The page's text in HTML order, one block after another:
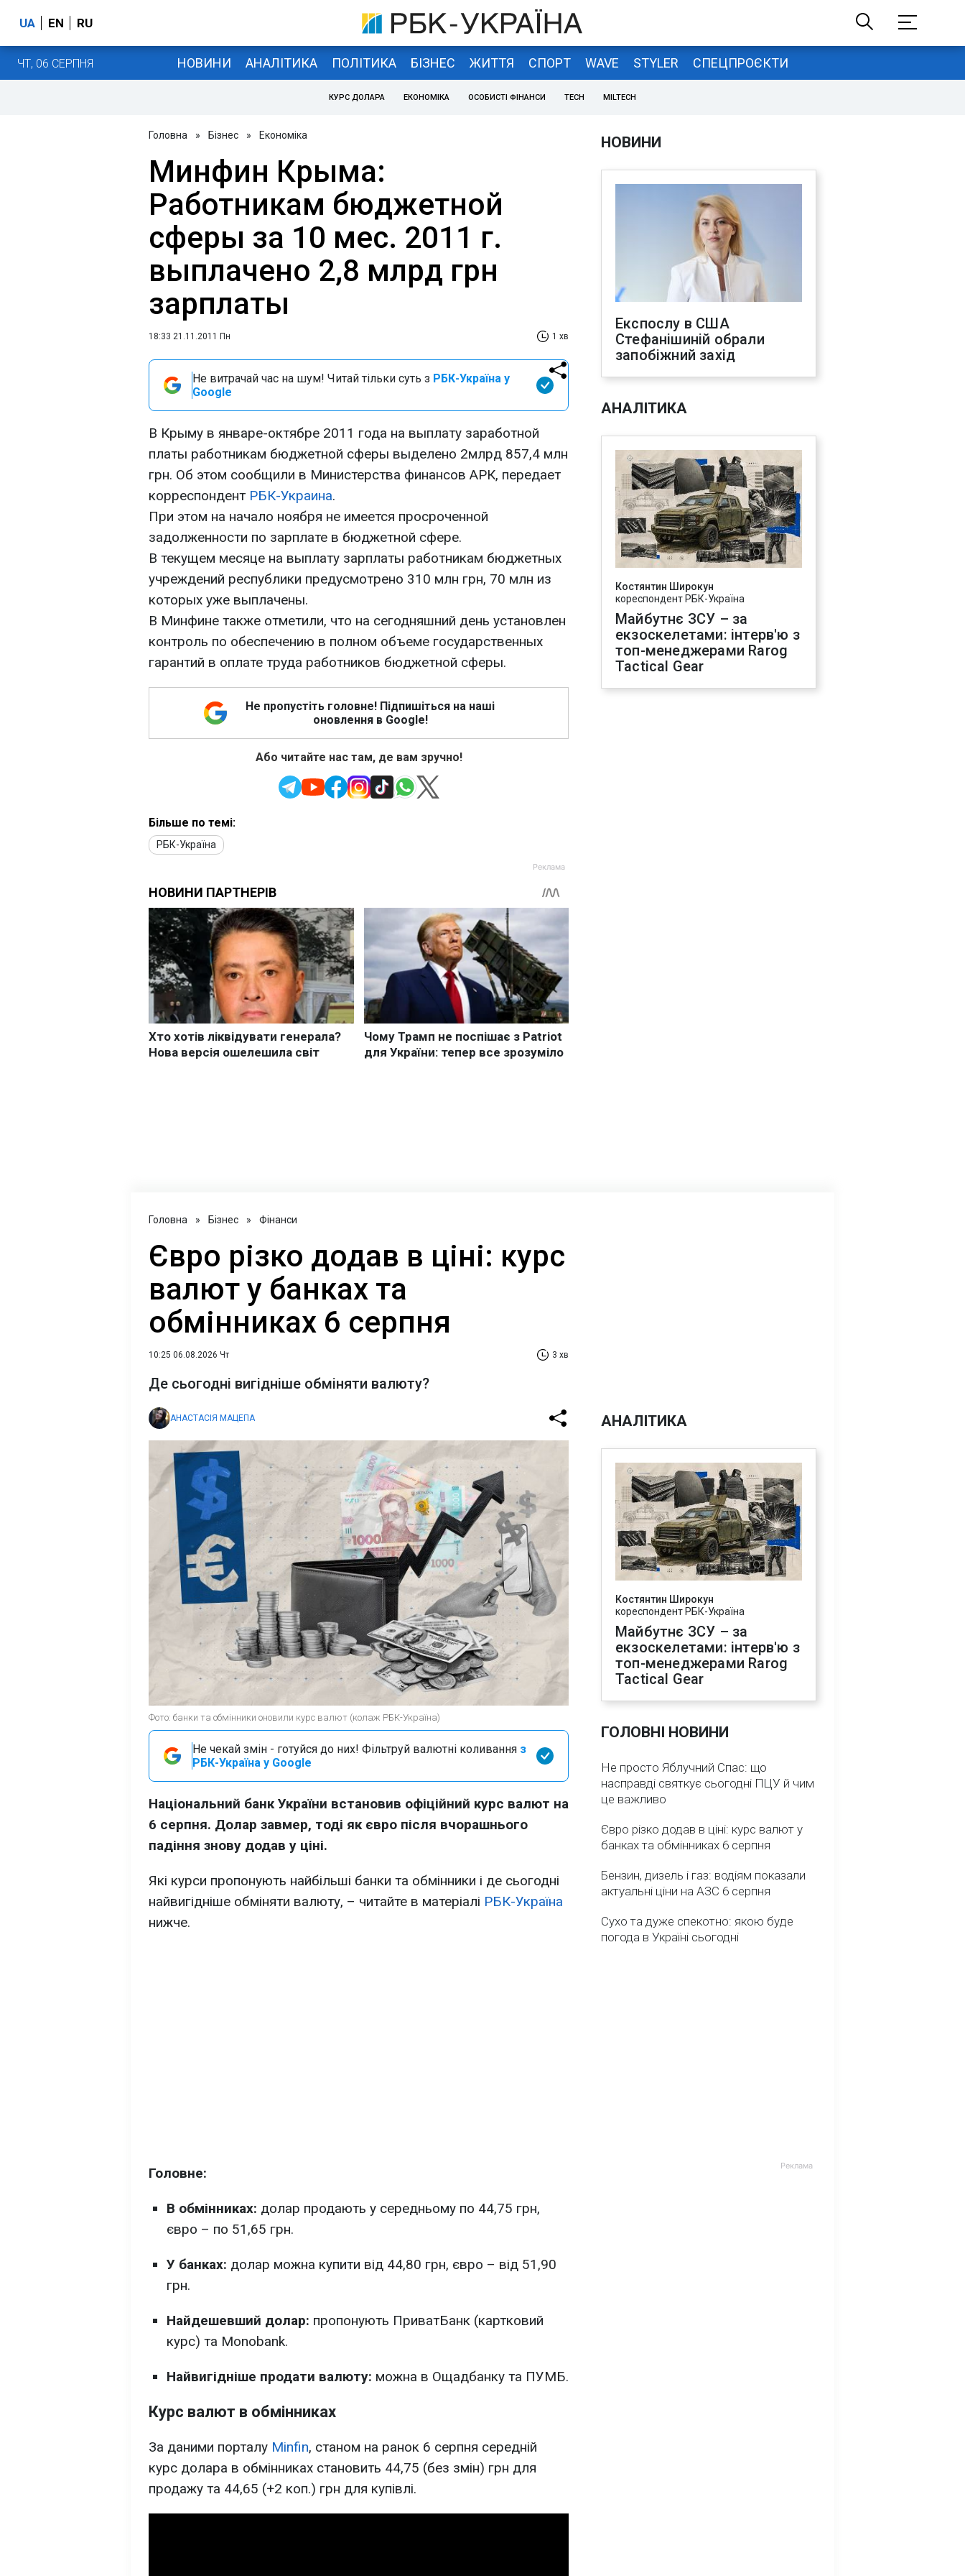
UA EN RU
ЧТ, 06 СЕРПНЯ НОВИНИ АНАЛІТИКА ПОЛІТИКА БІЗНЕС ЖИТТЯ СПОРТ WAVE STYLER СПЕЦПРОЄКТИ
КУРС ДОЛАРА ЕКОНОМІКА ОСОБИСТІ ФІНАНСИ TECH MILTECH
Головна » Бізнес » Економіка
Минфин Крыма:
Работникам бюджетной
сферы за 10 мес. 2011 г.
выплачено 2,8 млрд грн
зарплаты
18:33 21.11.2011 Пн 1 хв
Не витрачай час на шум! Читай тільки суть з РБК-Україна у
Google
В Крыму в январе-октябре 2011 года на выплату заработной
платы работникам бюджетной сферы выделено 2млрд 857,4 млн
грн. Об этом сообщили в Министерства финансов АРК, передает
корреспондент РБК-Украина.
При этом на начало ноября не имеется просроченной
задолженности по зарплате в бюджетной сфере.
В текущем месяце на выплату зарплаты работникам бюджетных
учреждений республики предусмотрено 310 млн грн, 70 млн из
которых уже выплачены.
В Минфине также отметили, что на сегодняшний день установлен
контроль по обеспечению в полном объеме государственных
гарантий в оплате труда работников бюджетной сферы.
Не пропустіть головне! Підпишіться на наші
оновлення в Google!
Або читайте нас там, де вам зручно!
Більше по темі:
РБК-Україна
НОВИНИ
Експослу в США
Стефанішиній обрали
запобіжний захід
АНАЛІТИКА
Костянтин Широкун
кореспондент РБК-Україна
Майбутнє ЗСУ – за
екзоскелетами: інтерв'ю з
топ-менеджерами Rarog
Tactical Gear
Головна » Бізнес » Фінанси
Євро різко додав в ціні: курс
валют у банках та
обмінниках 6 серпня
10:25 06.08.2026 Чт 3 хв
Де сьогодні вигідніше обміняти валюту?
АНАСТАСІЯ МАЦЕПА
Фото: банки та обмінники оновили курс валют (колаж РБК-Україна)
Не чекай змін - готуйся до них! Фільтруй валютні коливання з
РБК-Україна у Google
Національний банк України встановив офіційний курс валют на
6 серпня. Долар завмер, тоді як євро після вчорашнього
падіння знову додав у ціні.
Які курси пропонують найбільші банки та обмінники і де сьогодні
найвигідніше обміняти валюту, – читайте в матеріалі РБК-Україна
нижче.
Головне:
В обмінниках: долар продають у середньому по 44,75 грн,
євро – по 51,65 грн.
У банках: долар можна купити від 44,80 грн, євро – від 51,90
грн.
Найдешевший долар: пропонують ПриватБанк (картковий
курс) та Monobank.
Найвигідніше продати валюту: можна в Ощадбанку та ПУМБ.
Курс валют в обмінниках
За даними порталу Minfin, станом на ранок 6 серпня середній
курс долара в обмінниках становить 44,75 (без змін) грн для
продажу та 44,65 (+2 коп.) грн для купівлі.
АНАЛІТИКА
Костянтин Широкун
кореспондент РБК-Україна
Майбутнє ЗСУ – за
екзоскелетами: інтерв'ю з
топ-менеджерами Rarog
Tactical Gear
ГОЛОВНІ НОВИНИ
Не просто Яблучний Спас: що
насправді святкує сьогодні ПЦУ й чим
це важливо
Євро різко додав в ціні: курс валют у
банках та обмінниках 6 серпня
Бензин, дизель і газ: водіям показали
актуальні ціни на АЗС 6 серпня
Сухо та дуже спекотно: якою буде
погода в Україні сьогодні